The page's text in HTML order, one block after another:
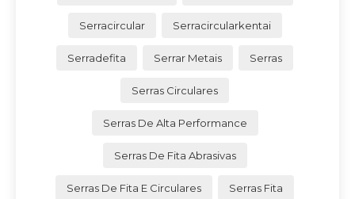
Serracircular Serracircularkentai
Serradefita Serrar Metais Serras
Serras Circulares
Serras De Alta Performance
Serras De Fita Abrasivas
Serras De Fita E Circulares Serras Fita